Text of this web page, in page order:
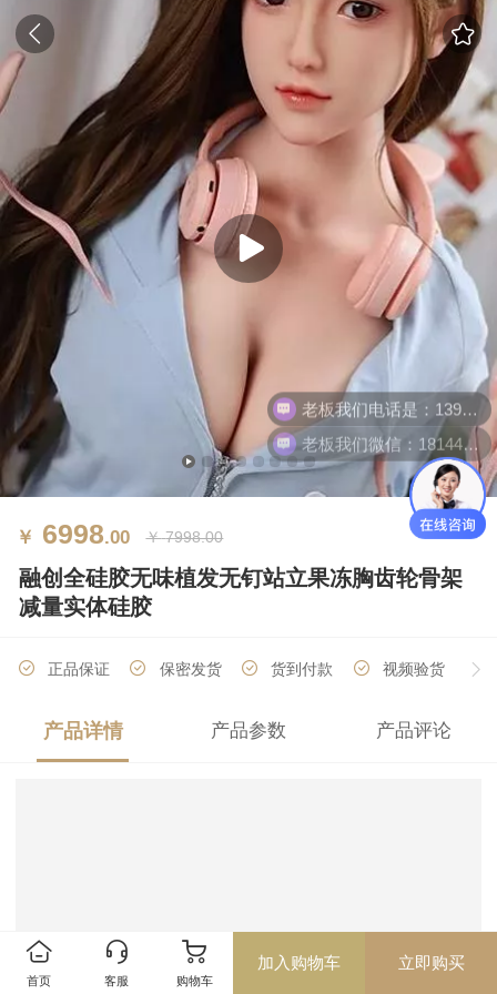
￥ 6998.00 ￥ 7998.00
融创全硅胶无味植发无钉站立果冻胸齿轮骨架
减量实体硅胶
正品保证 保密发货 货到付款 视频验货
厂家直销 分期付款
产品详情 产品参数 产品评论
首页 客服 购物车
加入购物车 立即购买
老板我们电话是：13902811823
老板我们微信：18144723150